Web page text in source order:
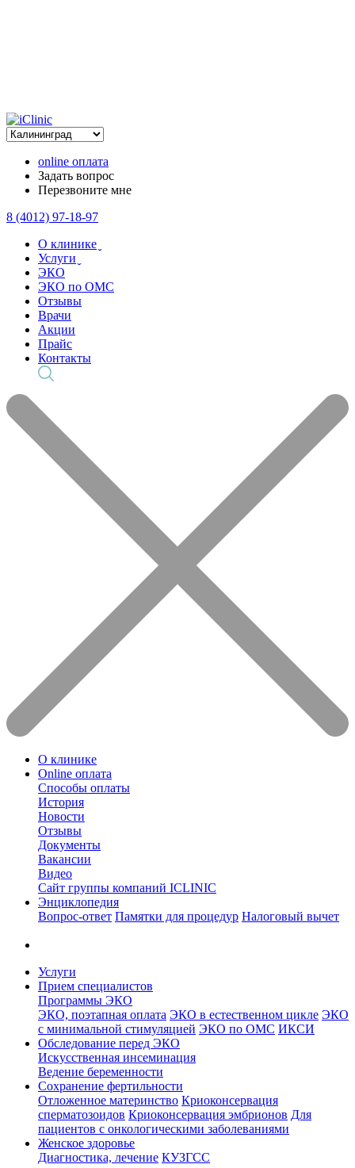
online оплата
Задать вопрос
Перезвоните мне
8 (4012) 97-18-97
О клинике ̬
Услуги ̬
ЭКО
ЭКО по ОМС
Отзывы
Врачи
Акции
Прайс
Контакты
О клинике
Online оплата
Способы оплаты
История
Новости
Отзывы
Документы
Вакансии
Видео
Сайт группы компаний ICLINIC
Энциклопедия
Вопрос-ответ Памятки для процедур Налоговый вычет
Услуги
Прием специалистов
Программы ЭКО
ЭКО, поэтапная оплата ЭКО в естественном цикле ЭКО
с минимальной стимуляцией ЭКО по ОМС ИКСИ
Обследование перед ЭКО
Искусственная инсеминация
Ведение беременности
Сохранение фертильности
Отложенное материнство Криоконсервация
сперматозоидов Криоконсервация эмбрионов Для
пациентов с онкологическими заболеваниями
Женское здоровье
Диагностика, лечение КУЗГСС